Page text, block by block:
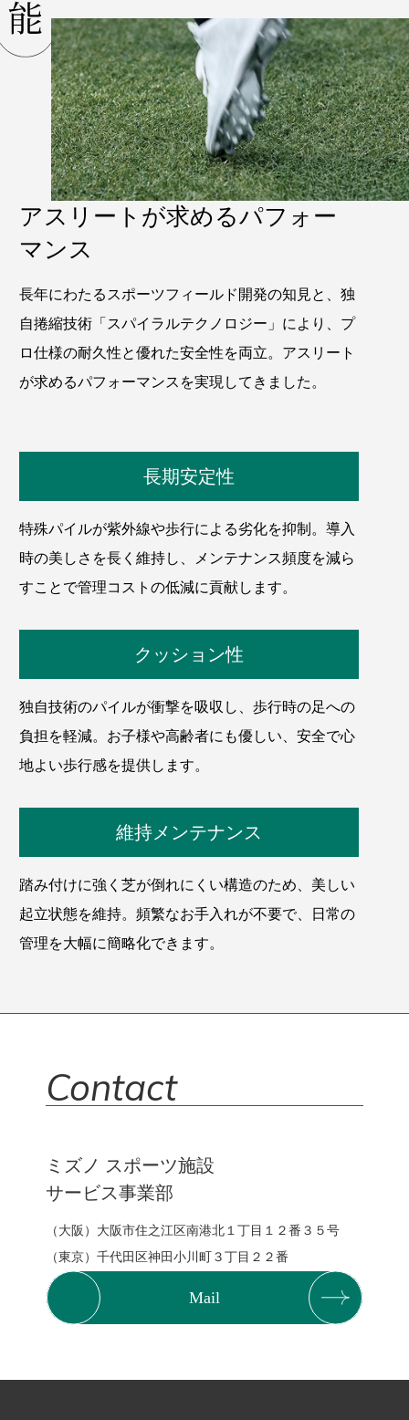
アスリートが求めるパフォー
マンス
長年にわたるスポーツフィールド開発の知見と、独
自捲縮技術「スパイラルテクノロジー」により、プ
ロ仕様の耐久性と優れた安全性を両立。アスリート
が求めるパフォーマンスを実現してきました。
長期安定性
特殊パイルが紫外線や歩行による劣化を抑制。導入
時の美しさを長く維持し、メンテナンス頻度を減ら
すことで管理コストの低減に貢献します。
クッション性
独自技術のパイルが衝撃を吸収し、歩行時の足への
負担を軽減。お子様や高齢者にも優しい、安全で心
地よい歩行感を提供します。
維持メンテナンス
踏み付けに強く芝が倒れにくい構造のため、美しい
起立状態を維持。頻繁なお手入れが不要で、日常の
管理を大幅に簡略化できます。
Contact
ミズノ スポーツ施設
サービス事業部
（大阪）大阪市住之江区南港北１丁目１２番３５号
（東京）千代田区神田小川町３丁目２２番
Mail